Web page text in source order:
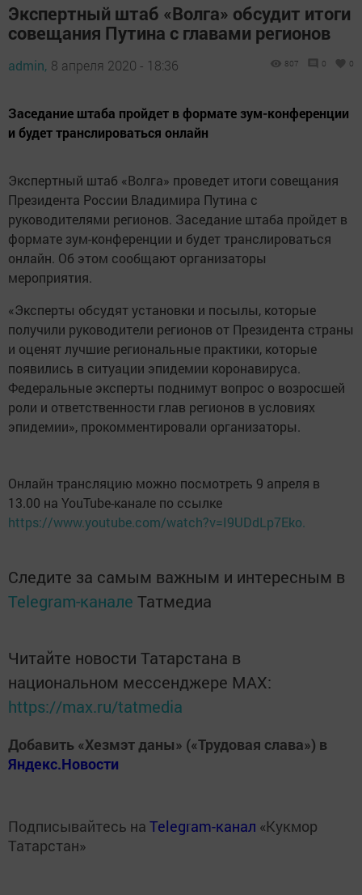
Экспертный штаб «Волга» обсудит итоги
совещания Путина с главами регионов
admin, 8 апреля 2020 - 18:36 807 0 0
Заседание штаба пройдет в формате зум-конференции
и будет транслироваться онлайн
Экспертный штаб «Волга» проведет итоги совещания
Президента России Владимира Путина с
руководителями регионов. Заседание штаба пройдет в
формате зум-конференции и будет транслироваться
онлайн. Об этом сообщают организаторы
мероприятия.
«Эксперты обсудят установки и посылы, которые
получили руководители регионов от Президента страны
и оценят лучшие региональные практики, которые
появились в ситуации эпидемии коронавируса.
Федеральные эксперты поднимут вопрос о возросшей
роли и ответственности глав регионов в условиях
эпидемии», прокомментировали организаторы.
Онлайн трансляцию можно посмотреть 9 апреля в
13.00 на YouTube-канале по ссылке
https://www.youtube.com/watch?v=I9UDdLp7Eko.
Следите за самым важным и интересным в
Telegram-канале Татмедиа
Читайте новости Татарстана в
национальном мессенджере MАХ:
https://max.ru/tatmedia
Добавить «Хезмэт даны» («Трудовая слава») в
Яндекс.Новости
Подписывайтесь на Telegram-канал «Кукмор
Татарстан»